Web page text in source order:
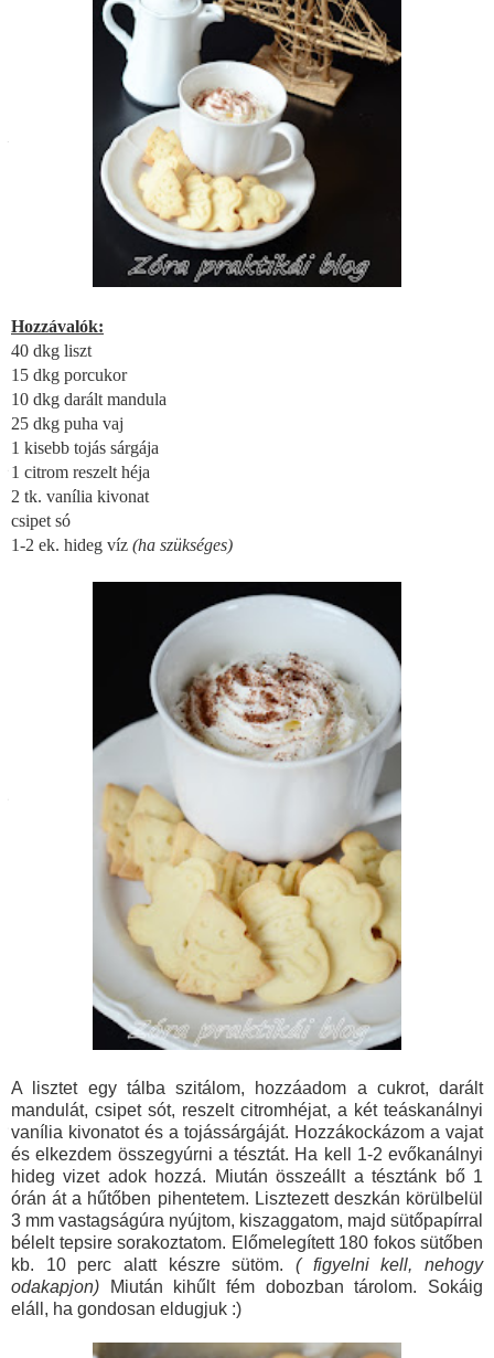
Hozzávalók:
40 dkg liszt
15 dkg porcukor
10 dkg darált mandula
25 dkg puha vaj
1 kisebb tojás sárgája
1 citrom reszelt héja
2 tk. vanília kivonat
csipet só
1-2 ek. hideg víz (ha szükséges)
A lisztet egy tálba szitálom, hozzáadom a cukrot, darált
mandulát, csipet sót, reszelt citromhéjat, a két teáskanálnyi
vanília kivonatot és a tojássárgáját. Hozzákockázom a vajat
és elkezdem összegyúrni a tésztát. Ha kell 1-2 evőkanálnyi
hideg vizet adok hozzá. Miután összeállt a tésztánk bő 1
órán át a hűtőben pihentetem. Lisztezett deszkán körülbelül
3 mm vastagságúra nyújtom, kiszaggatom, majd sütőpapírral
bélelt tepsire sorakoztatom. Előmelegített 180 fokos sütőben
kb. 10 perc alatt készre sütöm. ( figyelni kell, nehogy
odakapjon) Miután kihűlt fém dobozban tárolom. Sokáig
eláll, ha gondosan eldugjuk :)